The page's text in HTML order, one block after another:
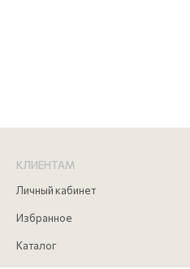
КЛИЕНТАМ
Личный кабинет
Избранное
Каталог